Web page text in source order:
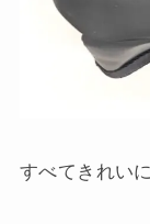
すべてきれい